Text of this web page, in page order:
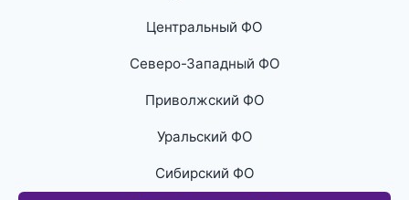
Центральный ФО
Северо-Западный ФО
Приволжский ФО
Уральский ФО
Сибирский ФО